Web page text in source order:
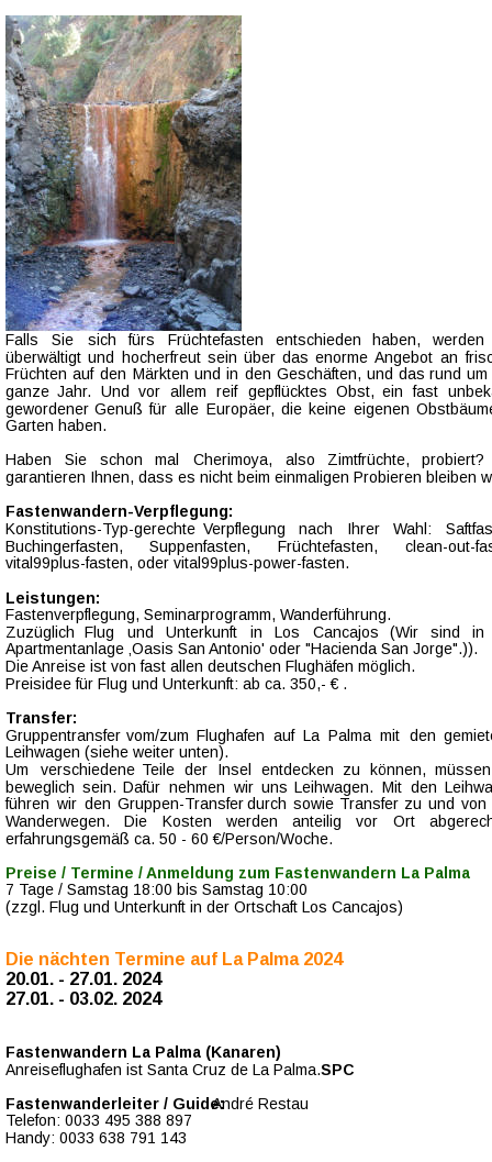
Falls Sie sich fürs Früchtefasten entschieden haben,
überwältigt und hocherfreut sein über das enorme Angebot an
Früchten auf den Märkten und in den Geschäften, und das rund
ganze Jahr. Und vor allem reif gepflücktes Obst, ein fast
gewordener Genuß für alle Europäer, die keine eigenen
Garten haben.
Haben Sie schon mal Cherimoya, also Zimtfrüchte,
garantieren Ihnen, dass es nicht beim einmaligen Probieren bleiben
Fastenwandern-Verpflegung:
Konstitutions-Typ-gerechte Verpflegung nach Ihrer Wahl:
Buchingerfasten, Suppenfasten, Früchtefasten, clean-out-
vital99plus-fasten, oder vital99plus-power-fasten.
Leistungen:
Fastenverpflegung, Seminarprogramm, Wanderführung.
Zuzüglich Flug und Unterkunft in Los Cancajos (Wir sind
Apartmentanlage ‚Oasis San Antonio' oder "Hacienda San Jorge".)).
Die Anreise ist von fast allen deutschen Flughäfen möglich.
Preisidee für Flug und Unterkunft: ab ca. 350,- € .
Transfer:
Gruppentransfer vom/zum Flughafen auf La Palma mit den
Leihwagen (siehe weiter unten).
Um verschiedene Teile der Insel entdecken zu können,
beweglich sein. Dafür nehmen wir uns Leihwagen. Mit den
führen wir den Gruppen-Transfer durch sowie Transfer zu und
Wanderwegen. Die Kosten werden anteilig vor Ort
erfahrungsgemäß ca. 50 - 60 €/Person/Woche.
Preise / Termine / Anmeldung zum Fastenwandern La Palma
7 Tage / Samstag 18:00 bis Samstag 10:00
(zzgl. Flug und Unterkunft in der Ortschaft Los Cancajos)
Die nächten Termine auf La Palma 2024
20.01. - 27.01. 2024
27.01. - 03.02. 2024
Fastenwandern La Palma (Kanaren)
Anreiseflughafen ist Santa Cruz de La Palma. SPC
Fastenwanderleiter / Guide: André Restau
Telefon: 0033 495 388 897
Handy: 0033 638 791 143